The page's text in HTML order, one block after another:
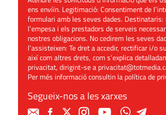
ens enviïn. Legitimació: Consentiment de
formulari amb les seves dades. Destinataris:
l’empesa i els prestadors de serveis
nostres obligacions. No cedirem les seves
l’assisteixen: Te dret a accedir, rectificar i/o
així com altres drets, com s’explica
privacitat, dirigint-se a
Per més informació consultin lapolítica de
Segueix-nos a les xarxes